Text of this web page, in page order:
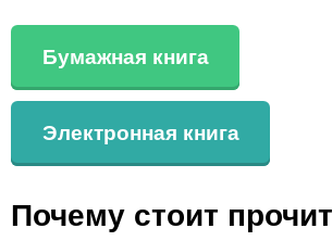
Бумажная книга
Электронная книга
Почему стоит